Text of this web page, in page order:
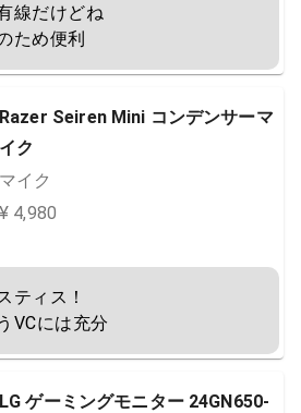
線だけどね
ため便利
Razer Seiren Mini コンデンサーマ
イク
マイク
¥ 4,980
ティス！
VCには充分
LG ゲーミングモニター 24GN650-